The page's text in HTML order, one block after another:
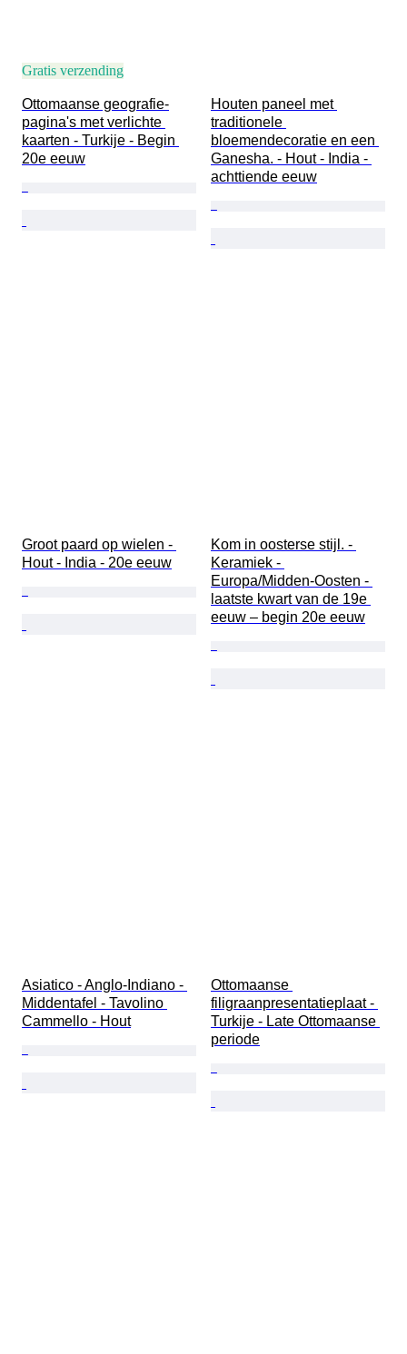
Gratis verzending
Ottomaanse geografie-
pagina's met verlichte
kaarten - Turkije - Begin
20e eeuw
Houten paneel met
traditionele
bloemendecoratie en een
Ganesha. - Hout - India -
achttiende eeuw
Groot paard op wielen -
Hout - India - 20e eeuw
Kom in oosterse stijl. -
Keramiek -
Europa/Midden-Oosten -
laatste kwart van de 19e
eeuw – begin 20e eeuw
Asiatico - Anglo-Indiano -
Middentafel - Tavolino
Cammello - Hout
Ottomaanse
filigraanpresentatieplaat -
Turkije - Late Ottomaanse
periode